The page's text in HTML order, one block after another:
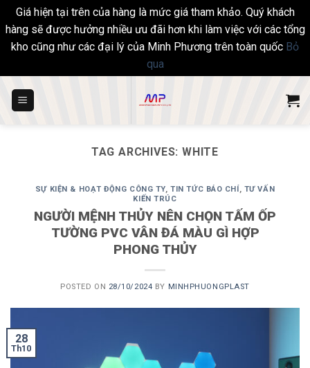
Giá hiện tại trên của hàng là mức giá tham khảo. Quý khách
hàng sẽ được hưởng nhiều ưu đãi hơn khi làm việc với các tổng
kho cũng như các đại lý của Minh Phương trên toàn quốc Bỏ
qua
TAG ARCHIVES:WHITE
SỰ KIỆN & HOẠT ĐỘNG CÔNG TY,TIN TỨC BÁO CHÍ, TƯ VẤN
KIẾN TRÚC
NGƯỜI MỆNH THỦY NÊN CHỌN TẤM ỐP
TƯỜNG PVC VÂN ĐÁ MÀU GÌ HỢP
PHONG THỦY
POSTED ON 28/10/2024 BY MINHPHUONGPLAST
28
Th10